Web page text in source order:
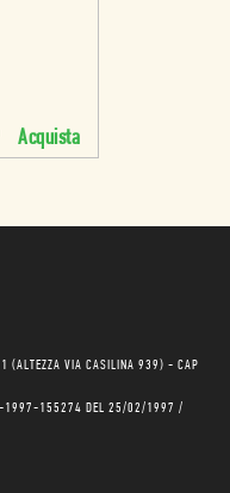
Acquista
(ALTEZZA VIA CASILINA 939) - CAP
1997-155274 DEL 25/02/1997 /